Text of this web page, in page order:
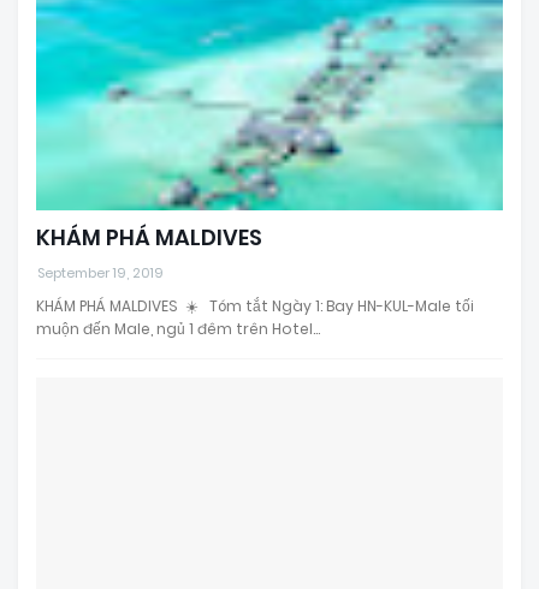
KHÁM PHÁ MALDIVES
September 19, 2019
KHÁM PHÁ MALDIVES ☀️ Tóm tắt Ngày 1: Bay HN-KUL-Male tối
muộn đến Male, ngủ 1 đêm trên Hotel…